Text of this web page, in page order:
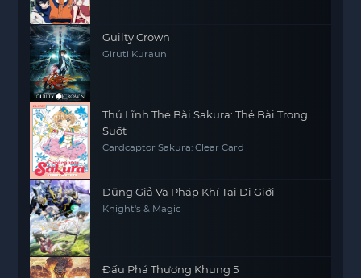
Guilty Crown
Giruti Kuraun
Thủ Lĩnh Thẻ Bài Sakura: Thẻ Bài Trong
Suốt
Cardcaptor Sakura: Clear Card
Dũng Giả Và Pháp Khí Tại Dị Giới
Knight's & Magic
Đấu Phá Thương Khung 5